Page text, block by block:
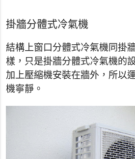
掛牆分體式冷氣機
結構上窗口分體式冷氣機同掛
樣，只是掛牆分體式冷氣機的
加上壓縮機安裝在牆外，所以
機寧靜。